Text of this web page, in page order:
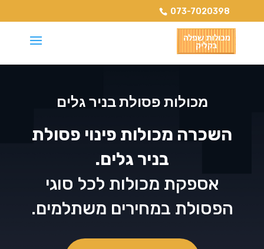
073-7020398
מכולות פסולת בניר גלים
השכרה מכולות פינוי פסולת
בניר גלים.
אספקת מכולות לכל סוגי
הפסולת במחירים משתלמים.